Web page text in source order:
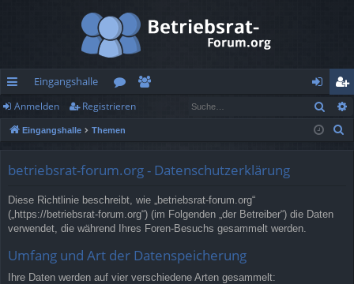
ch
ne
rif
Eingangshalle
or
en
n
m
n
eg
ist
Anmelden Registrieren
Eingangshalle Themen
betriebsrat-forum.org - Datenschutzerklärung
Diese Richtlinie beschreibt, wie „betriebsrat-forum.org“
(„https://betriebsrat-forum.org“) (im Folgenden „der Betreiber“) die Daten
verwendet, die während Ihres Foren-Besuchs gesammelt werden.
Umfang und Art der Datenspeicherung
Ihre Daten werden auf vier verschiedene Arten gesammelt: